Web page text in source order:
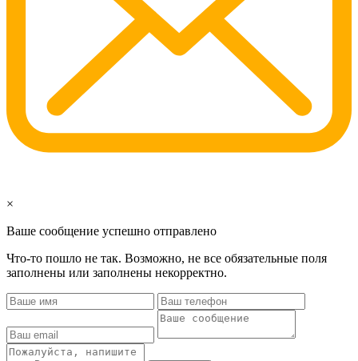
×
Ваше сообщение успешно отправлено
Что-то пошло не так. Возможно, не все обязательные поля
заполнены или заполнены некорректно.